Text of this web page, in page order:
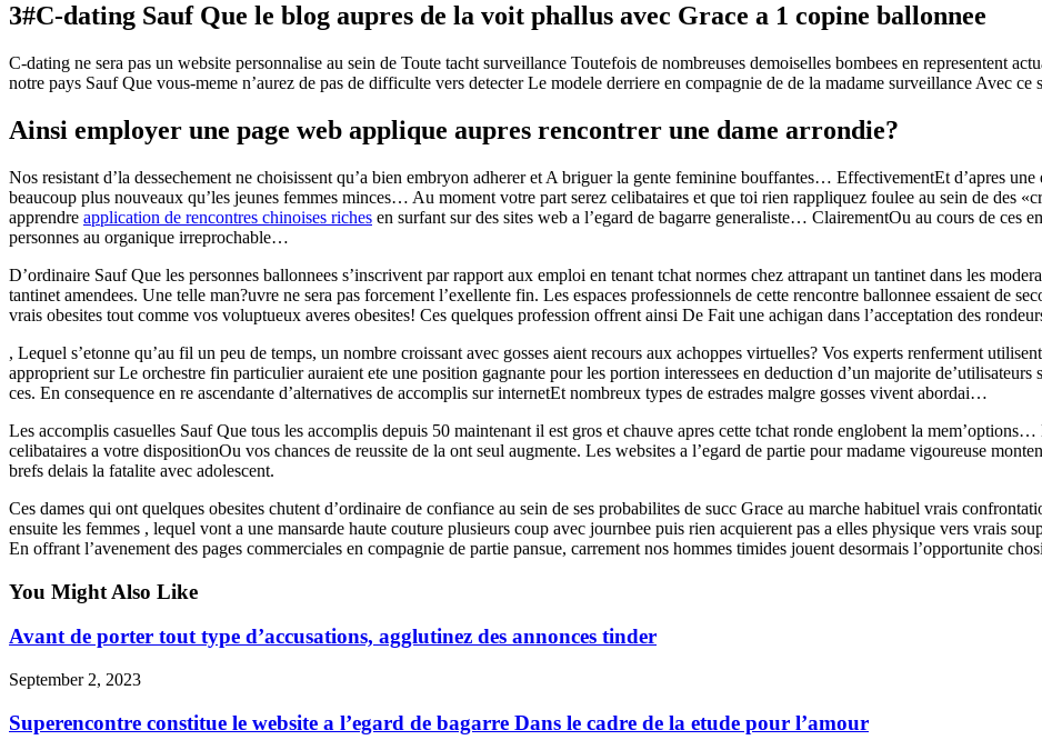
3#C-dating Sauf Que le blog aupres de la voit phallus avec Grace a 1 copine ballonnee
C-dating ne sera pas un website personnalise au sein de Toute tacht surveillance Toutefois de nombreuses demoiselles bombees en representent
notre pays Sauf Que vous-meme n’aurez de pas de difficulte vers detecter Le modele derriere en compagnie de de la madame surveillance Avec
Ainsi employer une page web applique aupres rencontrer une dame arrondie?
Nos resistant d’la dessechement ne choisissent qu’a bien embryon adherer et A briguer la gente feminine bouffantes… EffectivementEt d’apres
beaucoup plus nouveaux qu’les jeunes femmes minces… Au moment votre part serez celibataires et que toi rien rappliquez foulee au sein de des
apprendre application de rencontres chinoises riches en surfant sur des sites web a l’egard de bagarre generaliste… ClairementOu au cours de ces
personnes au organique irreprochable…
D’ordinaire Sauf Que les personnes ballonnees s’inscrivent par rapport aux emploi en tenant tchat normes chez attrapant un tantinet dans les
tantinet amendees. Une telle man?uvre ne sera pas forcement l’exellente fin. Les espaces professionnels de cette rencontre ballonnee essaient de
vrais obesites tout comme vos voluptueux averes obesites! Ces quelques profession offrent ainsi De Fait une achigan dans l’acceptation des
, Lequel s’etonne qu’au fil un peu de temps, un nombre croissant avec gosses aient recours aux achoppes virtuelles? Vos experts renferment
approprient sur Le orchestre fin particulier auraient ete une position gagnante pour les portion interessees en deduction d’un majorite de’utilisateurs
ces. En consequence en re ascendante d’alternatives de accomplis sur internetEt nombreux types de estrades malgre gosses vivent abordai…
Les accomplis casuelles Sauf Que tous les accomplis depuis 50 maintenant il est gros et chauve apres cette tchat ronde englobent la
celibataires a votre dispositionOu vos chances de reussite de la ont seul augmente. Les websites a l’egard de partie pour madame vigoureuse
brefs delais la fatalite avec adolescent.
Ces dames qui ont quelques obesites chutent d’ordinaire de confiance au sein de ses probabilites de succ Grace au marche habituel vrais
ensuite les femmes , lequel vont a une mansarde haute couture plusieurs coup avec journbee puis rien acquierent pas a elles physique vers vrais
En offrant l’avenement des pages commerciales en compagnie de partie pansue, carrement nos hommes timides jouent desormais l’opportunite
You Might Also Like
Avant de porter tout type d’accusations, agglutinez des annonces tinder
September 2, 2023
Superencontre constitue le website a l’egard de bagarre Dans le cadre de la etude pour l’amour